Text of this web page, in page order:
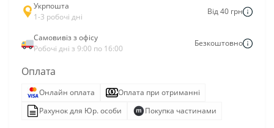
Укрпошта
1-3 робочі дні
Від 40 грн
Самовивіз з офісу
Робочі дні з 9:00 по 16:00
Безкоштовно
Оплата
Онлайн оплата
Оплата при отриманні
Рахунок для Юр. особи
Покупка частинами